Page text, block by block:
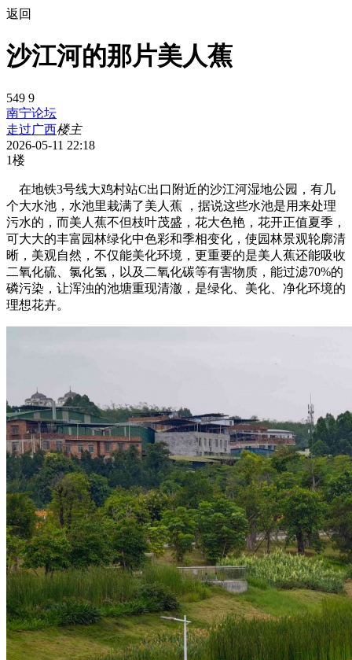
返回
沙江河的那片美人蕉
549 9
南宁论坛
走过广西楼主
2026-05-11 22:18
1楼
在地铁3号线大鸡村站C出口附近的沙江河湿地公园，有几
个大水池，水池里栽满了美人蕉 ，据说这些水池是用来处理
污水的，而美人蕉不但枝叶茂盛，花大色艳，花开正值夏季，
可大大的丰富园林绿化中色彩和季相变化，使园林景观轮廓清
晰，美观自然，不仅能美化环境，更重要的是美人蕉还能吸收
二氧化硫、氯化氢，以及二氧化碳等有害物质，能过滤70%的
磷污染，让浑浊的池塘重现清澈，是绿化、美化、净化环境的
理想花卉。